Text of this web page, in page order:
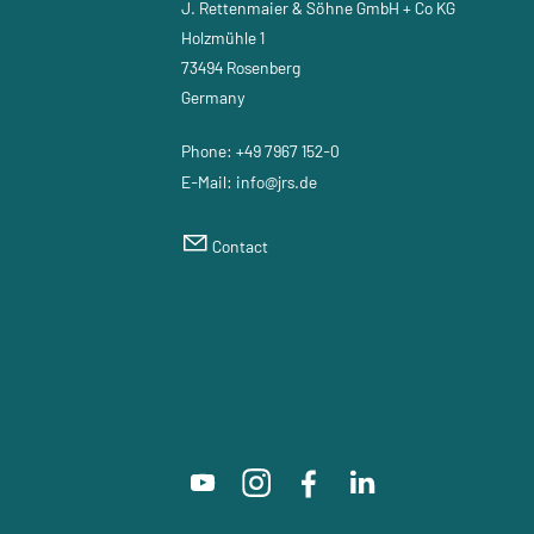
J. Rettenmaier & Söhne GmbH + Co KG
Holzmühle 1
73494 Rosenberg
Germany
Phone: +49 7967 152-0
E-Mail: nf jrs d
Contact